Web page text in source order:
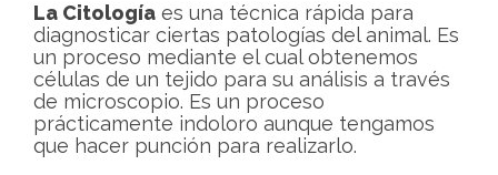
La Citología es una técnica rápida para
diagnosticar ciertas patologías del animal. Es
un proceso mediante el cual obtenemos
células de un tejido para su análisis a través
de microscopio. Es un proceso
prácticamente indoloro aunque tengamos
que hacer punción para realizarlo.